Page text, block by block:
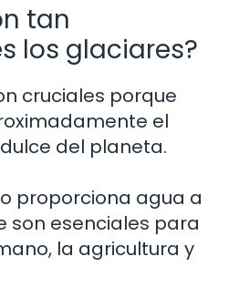
tan
los glaciares?
cruciales porque
el
del planeta.
proporciona agua a
son esenciales para
la agricultura y